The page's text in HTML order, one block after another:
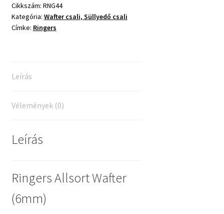
Cikkszám: RNG44
Kategória: Wafter csali, Süllyedő csali
Címke: Ringers
Leírás
Vélemények (0)
Leírás
Ringers Allsort Wafter
(6mm)